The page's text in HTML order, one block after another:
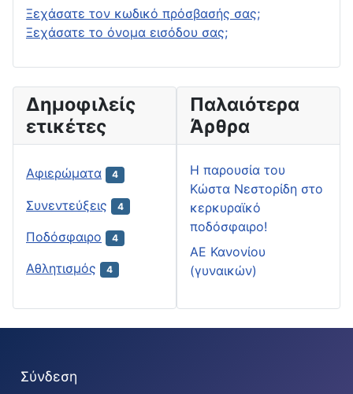
Ξεχάσατε τον κωδικό πρόσβασής σας;
Ξεχάσατε το όνομα εισόδου σας;
Δημοφιλείς
ετικέτες
Αφιερώματα 4
Συνεντεύξεις 4
Ποδόσφαιρο 4
Αθλητισμός 4
Παλαιότερα
Άρθρα
H παρουσία του
Κώστα Νεστορίδη στο
κερκυραϊκό
ποδόσφαιρο!
ΑΕ Κανονίου
(γυναικών)
Σύνδεση